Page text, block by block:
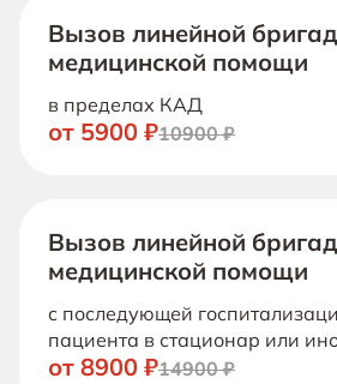
Вызов линейной
медицинской помощи
в пределах КАД
от 5900 ₽10900 ₽
Вызов линейной
медицинской помощи
с последующей
пациента в стационар или
от 8900 ₽14900 ₽